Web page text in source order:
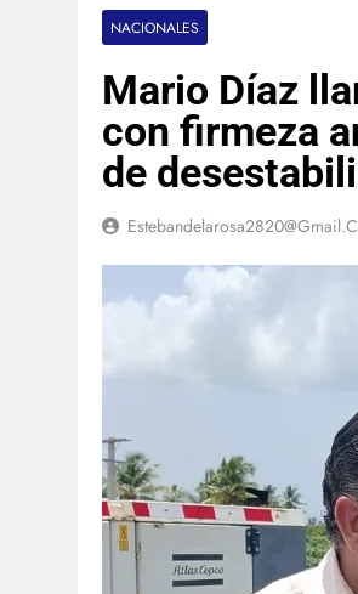
NACIONALES
Mario Díaz
con firmeza
de